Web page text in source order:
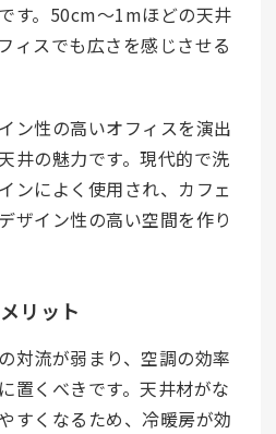
す。50cm～1mほどの天井
ィスでも広さを感じさせる
ン性の高いオフィスを演出
井の魅力です。現代的で洗
ンによく使用され、カフェ
ザイン性の高い空間を作り
リット
対流が弱まり、空調の効率
置くべきです。天井材がな
すくなるため、冷暖房が効